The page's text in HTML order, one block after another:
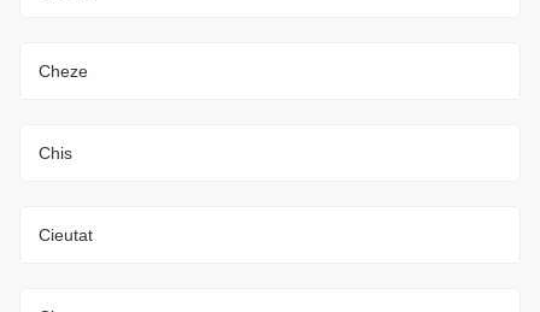
Cheze
Chis
Cieutat